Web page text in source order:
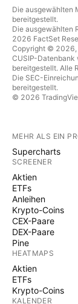
Die ausgewählten
bereitgestellt.
Die ausgewählten
2026 FactSet
Copyright © 2026,
CUSIP-Datenbank
bereitgestellt. Alle
Die SEC-
bereitgestellt.
© 2026
MEHR ALS EIN
Supercharts
SCREENER
Aktien
ETFs
Anleihen
Krypto-Coins
CEX-Paare
DEX-Paare
Pine
HEATMAPS
Aktien
ETFs
Krypto-Coins
KALENDER